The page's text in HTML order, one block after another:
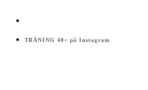
TRÄNING 40+ på Instagram